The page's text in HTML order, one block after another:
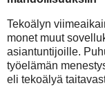
Tekoälyn
monet muut
asiantuntijoille.
työelämän
eli tekoälyä